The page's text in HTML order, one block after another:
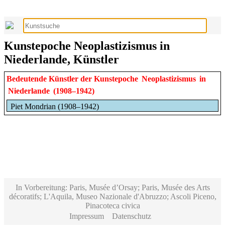
Kunstepoche Neoplastizismus in
Niederlande, Künstler
Bedeutende Künstler der Kunstepoche Neoplastizismus in
Niederlande (1908–1942)
Piet Mondrian (1908–1942)
In Vorbereitung: Paris, Musée d’Orsay; Paris, Musée des Arts
décoratifs; L'Aquila, Museo Nazionale d'Abruzzo; Ascoli Piceno,
Pinacoteca civica
Impressum
Datenschutz